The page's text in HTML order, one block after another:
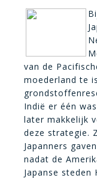
van de
moederland te
Indië er één
later makkelijk
deze strategie.
Japanners
nadat de
Japanse steden